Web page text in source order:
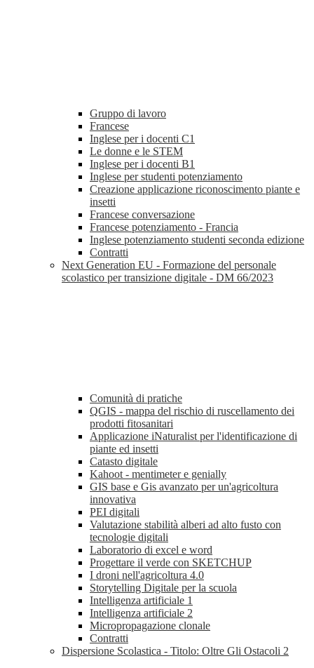
Gruppo di lavoro
Francese
Inglese per i docenti C1
Le donne e le STEM
Inglese per i docenti B1
Inglese per studenti potenziamento
Creazione applicazione riconoscimento piante e
insetti
Francese conversazione
Francese potenziamento - Francia
Inglese potenziamento studenti seconda edizione
Contratti
Next Generation EU - Formazione del personale
scolastico per transizione digitale - DM 66/2023
Comunità di pratiche
QGIS - mappa del rischio di ruscellamento dei
prodotti fitosanitari
Applicazione iNaturalist per l'identificazione di
piante ed insetti
Catasto digitale
Kahoot - mentimeter e genially
GIS base e Gis avanzato per un'agricoltura
innovativa
PEI digitali
Valutazione stabilità alberi ad alto fusto con
tecnologie digitali
Laboratorio di excel e word
Progettare il verde con SKETCHUP
I droni nell'agricoltura 4.0
Storytelling Digitale per la scuola
Intelligenza artificiale 1
Intelligenza artificiale 2
Micropropagazione clonale
Contratti
Dispersione Scolastica - Titolo: Oltre Gli Ostacoli 2